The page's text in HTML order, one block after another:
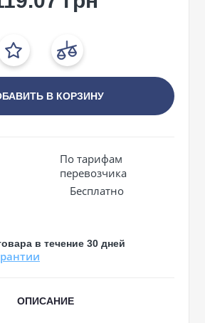
В КОРЗИНУ
По тарифам
перевозчика
Бесплатно
в течение 30 дней
ОПИСАНИЕ